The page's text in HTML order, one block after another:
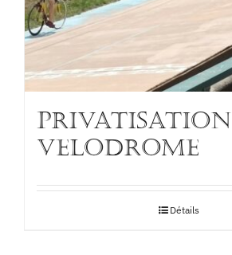
PRIVATISATION
VELODROME
Détails